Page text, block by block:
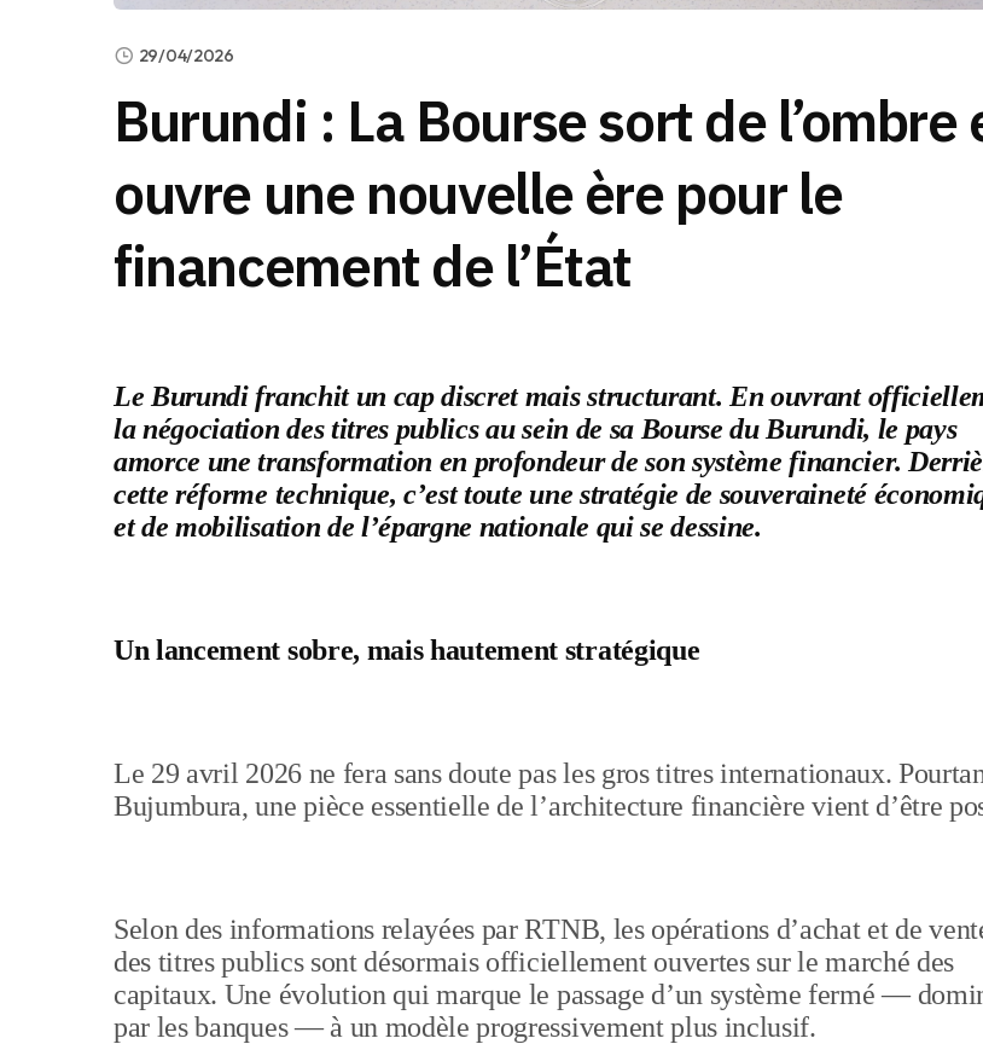
29/04/2026
Burundi : La Bourse sort de l’ombre
ouvre une nouvelle ère pour le
financement de l’État
Le Burundi franchit un cap discret mais structurant. En ouvrant
la négociation des titres publics au sein de sa Bourse du Burundi, le pays
amorce une transformation en profondeur de son système financier.
cette réforme technique, c’est toute une stratégie de souveraineté
et de mobilisation de l’épargne nationale qui se dessine.
Un lancement sobre, mais hautement stratégique
Le 29 avril 2026 ne fera sans doute pas les gros titres internationaux.
Bujumbura, une pièce essentielle de l’architecture financière vient d’être
Selon des informations relayées par RTNB, les opérations d’achat et de
des titres publics sont désormais officiellement ouvertes sur le marché des
capitaux. Une évolution qui marque le passage d’un système fermé —
par les banques — à un modèle progressivement plus inclusif.